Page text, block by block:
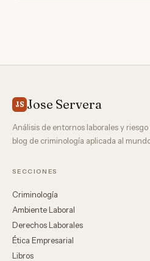
JS Jose Servera
Análisis de entornos laborales y
blog de criminología aplicada al
SECCIONES
Criminología
Ambiente Laboral
Derechos Laborales
Ética Empresarial
Libros